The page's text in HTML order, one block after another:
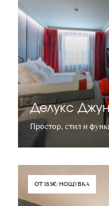
Делукс
Простор, стил и
ОТ 185€/НОЩУВКА